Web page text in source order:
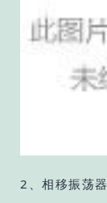
2、相移振荡器